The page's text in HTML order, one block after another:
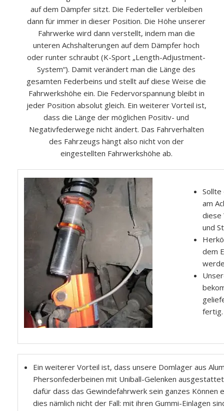
auf dem Dämpfer sitzt. Die Federteller verbleiben
dann für immer in dieser Position. Die Höhe unserer
Fahrwerke wird dann verstellt, indem man die
unteren Achshalterungen auf dem Dämpfer hoch
oder runter schraubt (K-Sport „Length-Adjustment-
System“). Damit verändert man die Länge des
gesamten Federbeins und stellt auf diese Weise die
Fahrwerkshöhe ein. Die Federvorspannung bleibt in
jeder Position absolut gleich. Ein weiterer Vorteil ist,
dass die Länge der möglichen Positiv- und
Negativfederwege nicht ändert. Das Fahrverhalten
des Fahrzeugs hängt also nicht von der
eingestellten Fahrwerkshöhe ab.
Sollte
am
diese
und
dem
fertig.
Ein weiterer Vorteil ist, dass unsere Domlager aus
Phersonfederbeinen mit Uniball-Gelenken
dafür dass das Gewindefahrwerk sein ganzes Können
dies nämlich nicht der Fall: mit ihren Gummi-Einlagen